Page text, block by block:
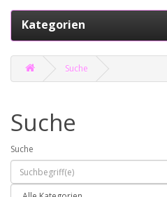
Kategorien
Suche
Suche
Suche